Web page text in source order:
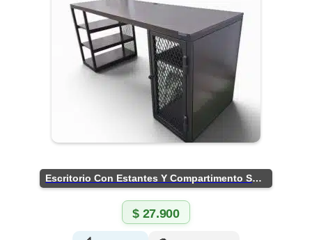
Escritorio Con Estantes Y Compartimento Seguro
$27.900